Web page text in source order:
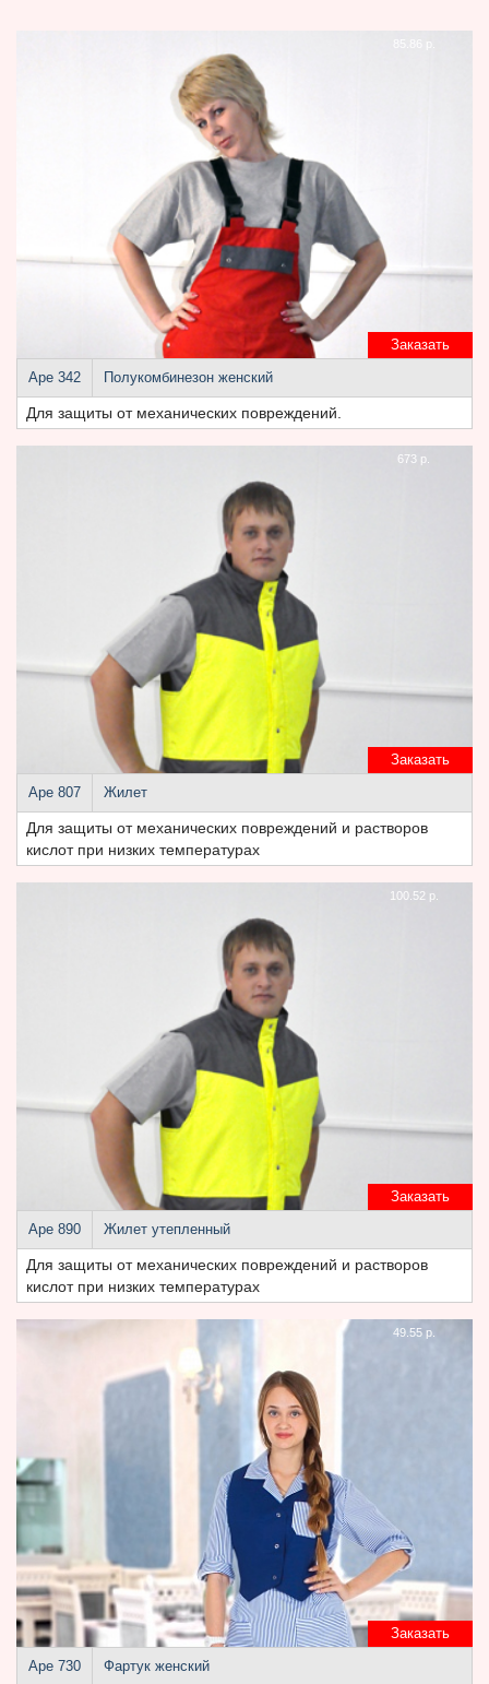
Заказать
85.86 р.
Аре 342 Полукомбинезон женский
Для защиты от механических повреждений.
Заказать
673 р.
Аре 807 Жилет
Для защиты от механических повреждений и растворов
кислот при низких температурах
Заказать
100.52 р.
Аре 890 Жилет утепленный
Для защиты от механических повреждений и растворов
кислот при низких температурах
Заказать
49.55 р.
Аре 730 Фартук женский